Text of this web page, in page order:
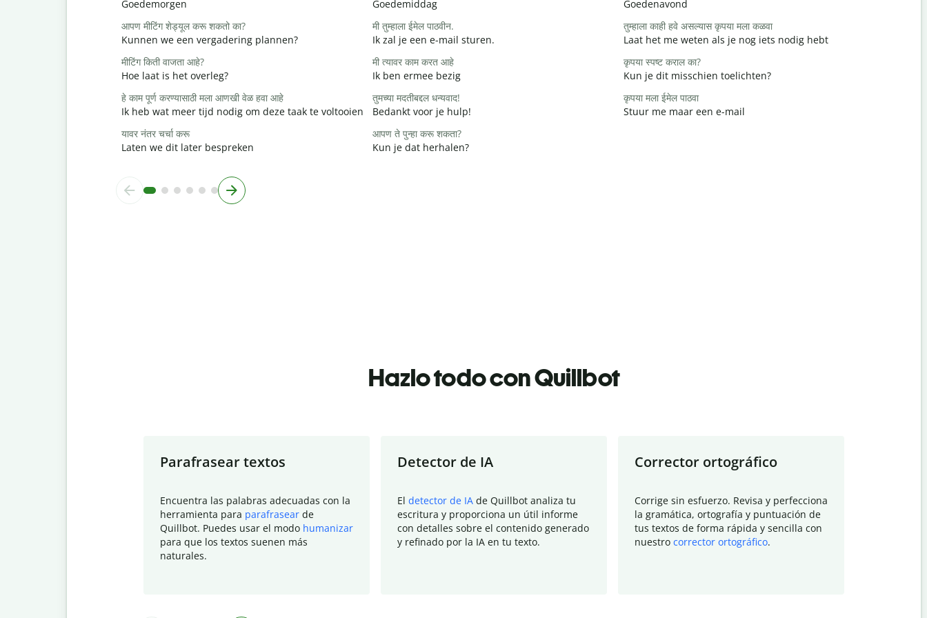
Goedemorgen
Goedemiddag
Goedenavond
आपण मीटिंग शेड्यूल करू शकतो का?
Kunnen we een vergadering plannen?
मी तुम्हाला ईमेल पाठवीन.
Ik zal je een e-mail sturen.
तुम्हाला काही हवे असल्यास कृपया मला कळवा
Laat het me weten als je nog iets nodig hebt
मीटिंग किती वाजता आहे?
Hoe laat is het overleg?
मी त्यावर काम करत आहे
Ik ben ermee bezig
कृपया स्पष्ट कराल का?
Kun je dit misschien toelichten?
हे काम पूर्ण करण्यासाठी मला आणखी वेळ हवा आहे
Ik heb wat meer tijd nodig om deze taak te voltooien
तुमच्या मदतीबद्दल धन्यवाद!
Bedankt voor je hulp!
कृपया मला ईमेल पाठवा
Stuur me maar een e-mail
यावर नंतर चर्चा करू
Laten we dit later bespreken
आपण ते पुन्हा करू शकता?
Kun je dat herhalen?
Hazlo todo con Quillbot
Parafrasear textos
Encuentra las palabras adecuadas con la
herramienta para parafrasear de
Quillbot. Puedes usar el modo humanizar
para que los textos suenen más
naturales.
Detector de IA
El detector de IA de Quillbot analiza tu
escritura y proporciona un útil informe
con detalles sobre el contenido generado
y refinado por la IA en tu texto.
Corrector ortográfico
Corrige sin esfuerzo. Revisa y perfecciona
la gramática, ortografía y puntuación de
tus textos de forma rápida y sencilla con
nuestro corrector ortográfico.